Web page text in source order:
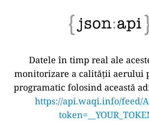
Datele în timp real ale
monitorizare a calității aerului
programatic folosind această
https://api.waqi.info/feed/